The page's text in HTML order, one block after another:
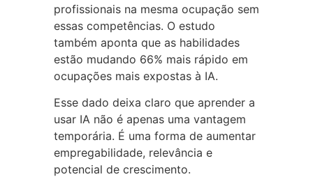
profissionais na mesma ocupação sem
essas competências. O estudo
também aponta que as habilidades
estão mudando 66% mais rápido em
ocupações mais expostas à IA.
Esse dado deixa claro que aprender a
usar IA não é apenas uma vantagem
temporária. É uma forma de aumentar
empregabilidade, relevância e
potencial de crescimento.